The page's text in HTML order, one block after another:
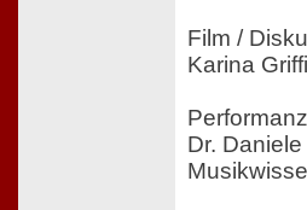
Film /
Karina
Dr.